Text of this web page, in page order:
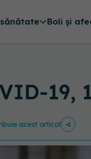
Boli și
19,
acest articol